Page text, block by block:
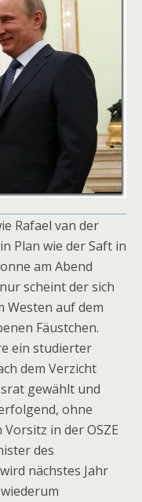
Rafael van der
Plan wie der Saft in
am Abend
scheint der sich
Westen auf dem
Fäustchen.
ein studierter
dem Verzicht
gewählt und
ohne
in der OSZE
des
nächstes Jahr